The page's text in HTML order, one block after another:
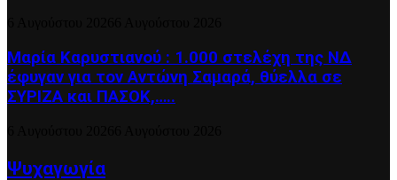
Μαρία Καρυστιανού : 1.000 στελέχη της ΝΔ
έφυγαν για τον Αντώνη Σαμαρά, θύελλα σε
ΣΥΡΙΖΑ και ΠΑΣΟΚ,…..
Ψυχαγωγία